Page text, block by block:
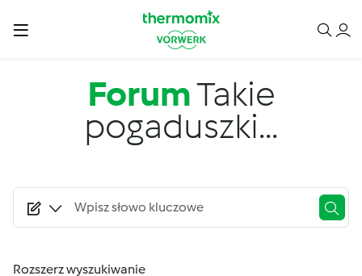
ForumTakie
pogaduszki...
Rozszerz wyszukiwanie